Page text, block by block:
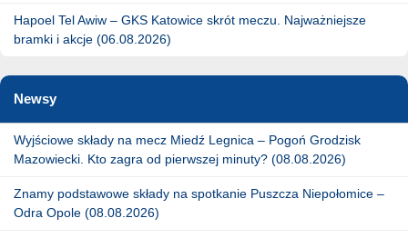
Hapoel Tel Awiw – GKS Katowice skrót meczu. Najważniejsze
bramki i akcje (06.08.2026)
Newsy
Wyjściowe składy na mecz Miedź Legnica – Pogoń Grodzisk
Mazowiecki. Kto zagra od pierwszej minuty? (08.08.2026)
Znamy podstawowe składy na spotkanie Puszcza Niepołomice –
Odra Opole (08.08.2026)